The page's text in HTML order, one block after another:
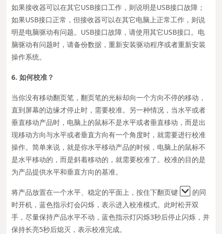
如果接收器可以在其它USB接口工作，则说明是USB接口故障；
如果USB接口正常，但接收器可以在其它电脑上正常工作，则说
明是电脑驱动有问题。USB接口故障，请使用其它USB接口。电
脑驱动有问题时，请备份数据，重新安装驱动程序或者重新安装
操作系统。
6. 如何校准？
当你没有移动翻页笔，翻页笔的光标却向一个方向不停的移动，
直到屏幕的边缘才停止时，需要校准。另一种情况，当水平或者
垂直移动产品时，电脑上的鼠标不是水平或者垂直移动，而是出
现移动方向与水平或者垂直方向有一个角度时，就需要进行校准
操作。简单来说，就是你水平移动产品的时候，电脑上的鼠标不
是水平移动的，而是斜着移动的，就需要校准了。校准的目的是
为产品提供水平和垂直方向的基准。
将产品放置在一个水平、稳定的平面上，按住下翻页键
的同
时开机，蓝色指示灯会闪烁，表示进入校准模式。此时松开双
手，尽量保持产品水平不动，蓝色指示灯闪烁3秒后停止闪烁，并
保持长亮5秒后熄灭，表示校准完成。